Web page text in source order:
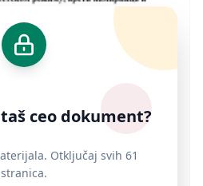
ceo dokument?
Otključaj svih 61
stranica.